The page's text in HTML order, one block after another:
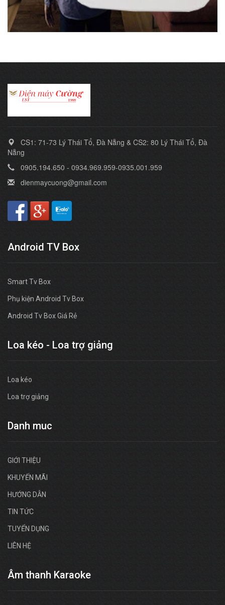
CS1: 71-73 Lý Thái Tổ, Đà Nẵng & CS2: 80 Lý Thái Tổ, Đà
Nẵng
0905.194.650 - 0934.969.959-0935.001.959
dienmaycuong@gmail.com
Android TV Box
Smart Tv Box
Phụ kiện Android Tv Box
Android Tv Box Giá Rẻ
Loa kéo - Loa trợ giảng
Loa kéo
Loa trợ giảng
Danh muc
GIỚI THIỆU
KHUYẾN MÃI
HƯỚNG DẪN
TIN TỨC
TUYỂN DỤNG
LIÊN HỆ
Âm thanh Karaoke